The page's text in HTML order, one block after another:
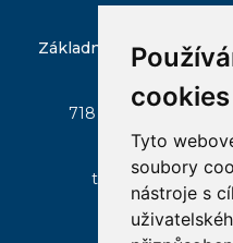
cookies
Tyto
soubory
nástroje s
Základní škola Ostrava-
718 00 Ostrava -
zs-
tel:
596 237 045,